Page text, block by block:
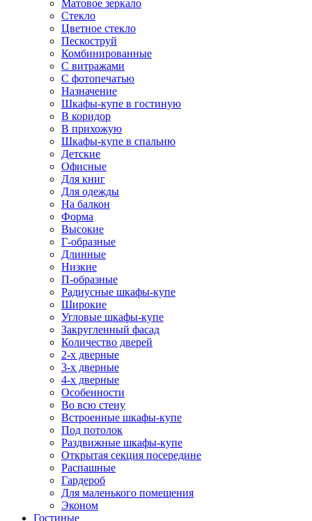
Матовое зеркало
Стекло
Цветное стекло
Пескоструй
Комбинированные
С витражами
С фотопечатью
Назначение
Шкафы-купе в гостиную
В коридор
В прихожую
Шкафы-купе в спальню
Детские
Офисные
Для книг
Для одежды
На балкон
Форма
Высокие
Г-образные
Длинные
Низкие
П-образные
Радиусные шкафы-купе
Широкие
Угловые шкафы-купе
Закругленный фасад
Количество дверей
2-х дверные
3-х дверные
4-х дверные
Особенности
Во всю стену
Встроенные шкафы-купе
Под потолок
Раздвижные шкафы-купе
Открытая секция посередине
Распашные
Гардероб
Для маленького помещения
Эконом
Гостиные